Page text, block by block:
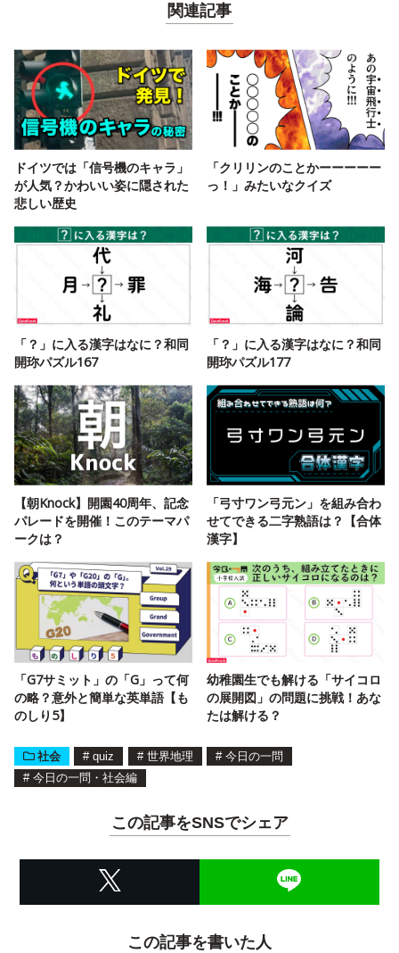
関連記事
ドイツでは「信号機のキャラ」
が人気？かわいい姿に隠された
悲しい歴史
「クリリンのことかーーーーー
っ！」みたいなクイズ
「？」に入る漢字はなに？和同
開珎パズル167
「？」に入る漢字はなに？和同
開珎パズル177
【朝Knock】開園40周年、記念
パレードを開催！このテーマパ
ークは？
「弓寸ワン弓元ン」を組み合わ
せてできる二字熟語は？【合体
漢字】
「G7サミット」の「G」って何
の略？意外と簡単な英単語【も
のしり5】
幼稚園生でも解ける「サイコロ
の展開図」の問題に挑戦！あな
たは解ける？
社会 # quiz # 世界地理 # 今日の一問
# 今日の一問・社会編
この記事をSNSでシェア
この記事を書いた人